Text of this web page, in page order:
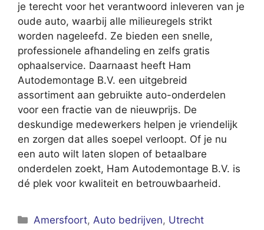
je terecht voor het verantwoord inleveren van je
oude auto, waarbij alle milieuregels strikt
worden nageleefd. Ze bieden een snelle,
professionele afhandeling en zelfs gratis
ophaalservice. Daarnaast heeft Ham
Autodemontage B.V. een uitgebreid
assortiment aan gebruikte auto-onderdelen
voor een fractie van de nieuwprijs. De
deskundige medewerkers helpen je vriendelijk
en zorgen dat alles soepel verloopt. Of je nu
een auto wilt laten slopen of betaalbare
onderdelen zoekt, Ham Autodemontage B.V. is
dé plek voor kwaliteit en betrouwbaarheid.
Categorieën
Amersfoort,Auto bedrijven, Utrecht